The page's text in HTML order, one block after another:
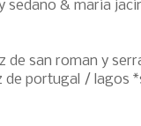
sedano & maria
de san roman y
de portugal / lagos